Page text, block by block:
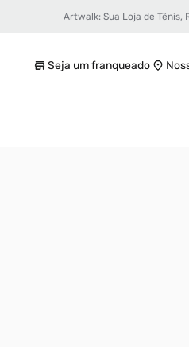
Artwalk: Sua Loja de Tênis,
Seja um franqueado
Camiseta